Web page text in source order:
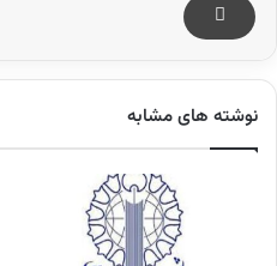
نوشته های مشابه